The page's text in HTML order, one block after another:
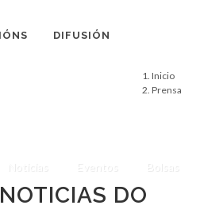
DIFUSIÓN
DO
Inicio
Prensa